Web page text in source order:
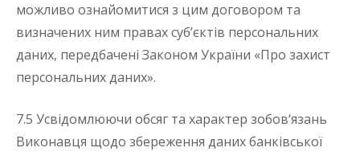
можливо ознайомитися з цим договором та
визначених ним правах суб’єктів персональних
даних, передбачені Законом України «Про захист
персональних даних».
7.5 Усвідомлюючи обсяг та характер зобов‘язань
Виконавця щодо збереження даних банківської